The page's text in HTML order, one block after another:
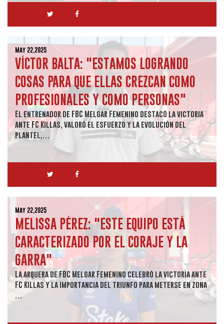
May 22,2025
VÍCTOR BALTA: "ESTAMOS LOGRANDO
COSAS PARA QUE ELLAS CREZCAN COMO
PROFESIONALES Y COMO PERSONAS"
El entrenador de FBC Melgar Femenino destacó la victoria
ante FC Killas, valoró el esfuerzo y la evolución del
plantel,…
May 22,2025
MELISSA PÉREZ: "ESTE EQUIPO ESTÁ
CARACTERIZADO POR EL CORAJE Y LA
GARRA"
La arquera de FBC Melgar Femenino celebró la victoria ante
FC Killas y la importancia del triunfo para meterse en zona